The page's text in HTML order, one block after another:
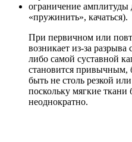
ограничение
«пружинить», качаться).
При первичном или
возникает из-за разрыва
либо самой суставной
становится привычным,
быть не столь резкой
поскольку мягкие
неоднократно.